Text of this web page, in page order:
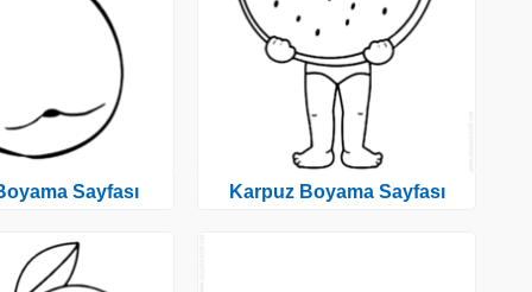
Sayfası Karpuz Boyama Sayfası